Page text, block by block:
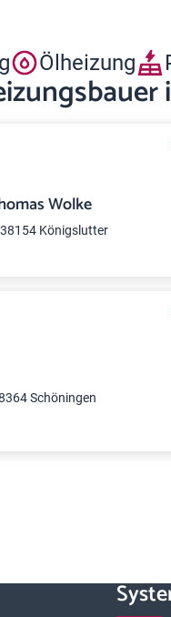
Ölheizung
Wolke
Königslutter
Schöningen